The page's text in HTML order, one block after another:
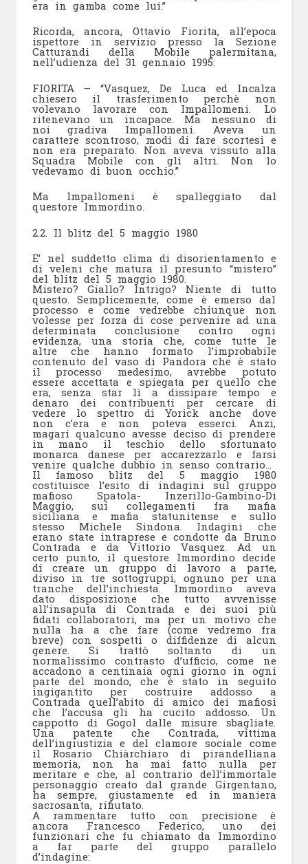
era in gamba come lui.”
Ricorda, ancora, Ottavio Fiorita, all’epoca
ispettore in servizio presso la Sezione
Catturandi della Mobile palermitana,
nell’udienza del 31 gennaio 1995:
FIORITA – “Vasquez, De Luca ed Incalza
chiesero il trasferimento perchè non
volevano lavorare con Impallomeni. Lo
ritenevano un incapace. Ma nessuno di
noi gradiva Impallomeni. Aveva un
carattere scontroso, modi di fare scortesi e
non era preparato. Non aveva vissuto alla
Squadra Mobile con gli altri. Non lo
vedevamo di buon occhio.”
Ma Impallomeni è spalleggiato dal
questore Immordino.
2.2. Il blitz del 5 maggio 1980
E’ nel suddetto clima di disorientamento e
di veleni che matura il presunto “mistero”
del blitz del 5 maggio 1980.
Mistero? Giallo? Intrigo? Niente di tutto
questo. Semplicemente, come è emerso dal
processo e come vedrebbe chiunque non
volesse per forza di cose pervenire ad una
determinata conclusione contro ogni
evidenza, una storia che, come tutte le
altre che hanno formato l’improbabile
contenuto del vaso di Pandora che è stato
il processo medesimo, avrebbe potuto
essere accettata e spiegata per quello che
era, senza star lì a dissipare tempo e
denaro dei contribuenti per cercare di
vedere lo spettro di Yorick anche dove
non c’era e non poteva esserci. Anzi,
magari qualcuno avesse deciso di prendere
in mano il teschio dello sfortunato
monarca danese per accarezzarlo e farsi
venire qualche dubbio in senso contrario…
Il famoso blitz del 5 maggio 1980
costituisce l’esito di indagini sul gruppo
mafioso Spatola- Inzerillo-Gambino-Di
Maggio, sui collegamenti fra mafia
siciliana e mafia statunitense e sullo
stesso Michele Sindona. Indagini che
erano state intraprese e condotte da Bruno
Contrada e da Vittorio Vasquez. Ad un
certo punto, il questore Immordino decide
di creare un gruppo di lavoro a parte,
diviso in tre sottogruppi, ognuno per una
tranche dell’inchiesta. Immordino aveva
dato disposizione che tutto avvenisse
all’insaputa di Contrada e dei suoi più
fidati collaboratori, ma per un motivo che
nulla ha a che fare (come vedremo fra
breve) con sospetti o diffidenze di alcun
genere. Si trattò soltanto di un
normalissimo contrasto d’ufficio, come ne
accadono a centinaia ogni giorno in ogni
parte del mondo, che è stato in seguito
ingigantito per costruire addosso a
Contrada quell’abito di amico dei mafiosi
che l’accusa gli ha cucito addosso. Un
cappotto di Gogol dalle misure sbagliate.
Una patente che Contrada, vittima
dell’ingiustizia e del clamore sociale come
il Rosario Chiàrchiaro di pirandelliana
memoria, non ha mai fatto nulla per
meritare e che, al contrario dell’immortale
personaggio creato dal grande Girgentano,
ha sempre, giustamente ed in maniera
sacrosanta, rifiutato.
A rammentare tutto con precisione è
ancora Francesco Federico, uno dei
funzionari che fu chiamato da Immordino
a far parte del gruppo parallelo
d’indagine: